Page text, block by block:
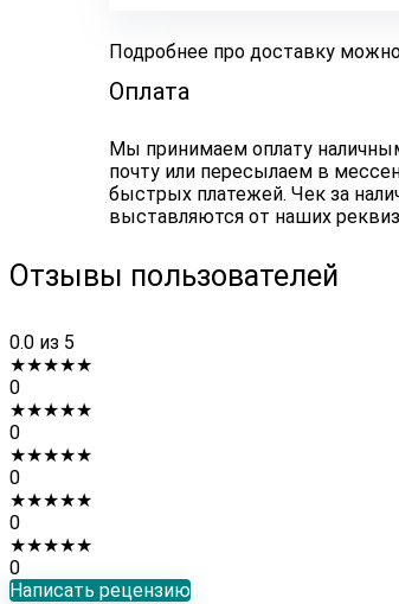
Подробнее про доставку
Оплата
Мы принимаем оплату
почту или пересылаем в
быстрых платежей. Чек за
выставляются от наших
Отзывы пользователей
0.0 из 5
★★★★★
0
★★★★★
0
★★★★★
0
★★★★★
0
★★★★★
0
Написать рецензию